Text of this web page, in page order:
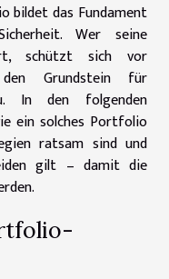
bildet das Fundament
Wer seine
schützt sich vor
Grundstein für
In den folgenden
ein solches Portfolio
ratsam sind und
gilt – damit die